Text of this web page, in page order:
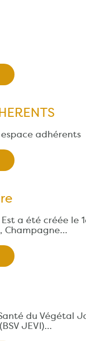
adhérents
Est a été créée
Champagne…
du Végétal
JEVI)…